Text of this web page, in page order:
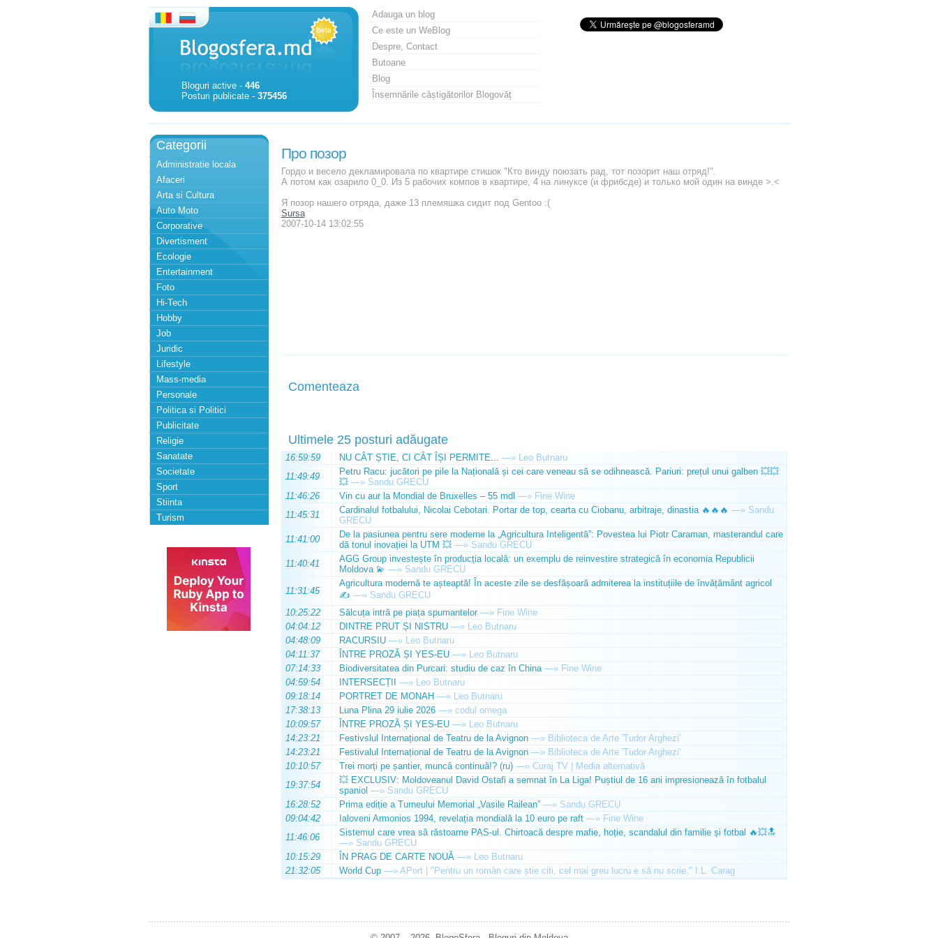
Bloguri active - 446
Posturi publicate - 375456
Adauga un blog
Ce este un WeBlog
Despre, Contact
Butoane
Blog
Însemnările câștigătorilor Blogovăț
Categorii
Administratie locala
Afaceri
Arta si Cultura
Auto Moto
Corporative
Divertisment
Ecologie
Entertainment
Foto
Hi-Tech
Hobby
Job
Juridic
Lifestyle
Mass-media
Personale
Politica si Politici
Publicitate
Religie
Sanatate
Societate
Sport
Stiinta
Turism
Про позор
Гордо и весело декламировала по квартире стишок "Кто винду поюзать рад, тот позорит наш отряд!".
А потом как озарило 0_0. Из 5 рабочих компов в квартире, 4 на линуксе (и фрибсде) и только мой один на винде >.<
Я позор нашего отряда, даже 13 племяшка сидит под Gentoo :(
Sursa
2007-10-14 13:02:55
Comenteaza
Ultimele 25 posturi adăugate
16:59:59 NU CÂT ȘTIE, CI CÂT ÎȘI PERMITE... —» Leo Butnaru
11:49:49
Petru Racu: jucători pe pile la Națională și cei care veneau să se odihnească. Pariuri: prețul unui galben 💥💥
💥 —» Sandu GRECU
11:46:26
Vin cu aur la Mondial de Bruxelles – 55 mdl —» Fine Wine
11:45:31
Cardinalul fotbalului, Nicolai Cebotari. Portar de top, cearta cu Ciobanu, arbitraje, dinastia 🔥🔥🔥 —» Sandu
GRECU
11:41:00
De la pasiunea pentru sere moderne la „Agricultura Inteligentă”: Povestea lui Piotr Caraman, masterandul care
dă tonul inovației la UTM 💥 —» Sandu GRECU
11:40:41
AGG Group investește în producția locală: un exemplu de reinvestire strategică în economia Republicii
Moldova 💫 —» Sandu GRECU
11:31:45
Agricultura modernă te așteaptă! În aceste zile se desfășoară admiterea la instituțiile de învățământ agricol
✍️ —» Sandu GRECU
10:25:22
Sălcuța intră pe piața spumantelor —» Fine Wine
04:04:12
DINTRE PRUT ȘI NISTRU —» Leo Butnaru
04:48:09
RACURSIU —» Leo Butnaru
04:11:37
ÎNTRE PROZĂ ȘI YES-EU —» Leo Butnaru
07:14:33
Biodiversitatea din Purcari: studiu de caz în China —» Fine Wine
04:59:54
INTERSECȚII —» Leo Butnaru
09:18:14
PORTRET DE MONAH —» Leo Butnaru
17:38:13
Luna Plina 29 iulie 2026 —» codul omega
10:09:57
ÎNTRE PROZĂ ȘI YES-EU —» Leo Butnaru
14:23:21
Festivslul Internațional de Teatru de la Avignon —» Biblioteca de Arte 'Tudor Arghezi'
14:23:21
Festivalul Internațional de Teatru de la Avignon —» Biblioteca de Arte 'Tudor Arghezi'
10:10:57
Trei morți pe șantier, muncă continuă!? (ru) —» Curaj.TV | Media alternativă
19:37:54
💥 EXCLUSIV: Moldoveanul David Ostafi a semnat în La Liga! Puștiul de 16 ani impresionează în fotbalul
spaniol —» Sandu GRECU
16:28:52
Prima ediție a Turneului Memorial „Vasile Railean” —» Sandu GRECU
09:04:42
Ialoveni Armonios 1994, revelația mondială la 10 euro pe raft —» Fine Wine
11:46:06
Sistemul care vrea să răstoarne PAS-ul. Chirtoacă despre mafie, hoție, scandalul din familie și fotbal 🔥💥🔝
—» Sandu GRECU
10:15:29
ÎN PRAG DE CARTE NOUĂ —» Leo Butnaru
21:32:05
World Cup —» APort | "Pentru un român care știe citi, cel mai greu lucru e să nu scrie." I.L. Carag